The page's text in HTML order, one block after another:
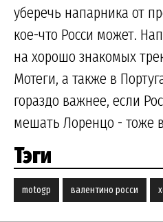
уберечь напарника от
кое-что Росси может.
на хорошо знакомых
Мотеги, а также в
гораздо важнее, если
мешать Лоренцо - тоже
Тэги
motogp валентино росси